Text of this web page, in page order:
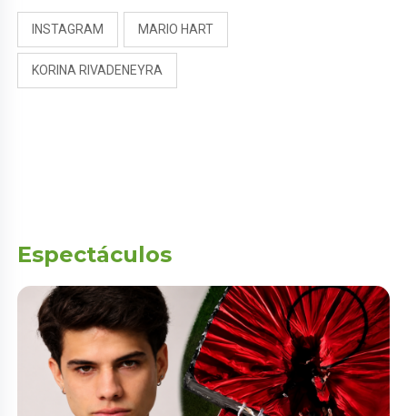
INSTAGRAM MARIO HART
KORINA RIVADENEYRA
Espectáculos